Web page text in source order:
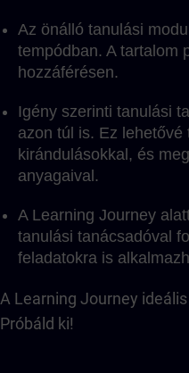
Az önálló tanulási
tempódban. A tartalom
hozzáférésen.
Igény szerinti tanulási
azon túl is. Ez
kirándulásokkal, és
anyagaival.
A Learning Journey
tanulási tanácsadóval
feladatokra is
A Learning Journey
Próbáld ki!